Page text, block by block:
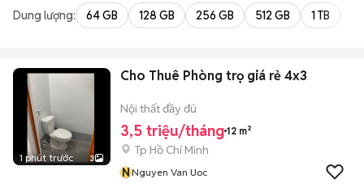
Dung lượng: 64 GB 128 GB 256 GB 512 GB 1 TB
1 phút trước 3
Cho Thuê Phòng trọ giá rẻ 4x3
Nội thất đầy đủ
3,5 triệu/tháng 12 m²
Tp Hồ Chí Minh
NNguyen Van Uoc